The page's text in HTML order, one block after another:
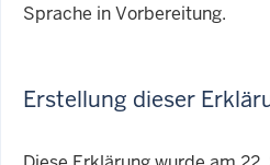
Sprache in Vorbereitung.
Erstellung dieser